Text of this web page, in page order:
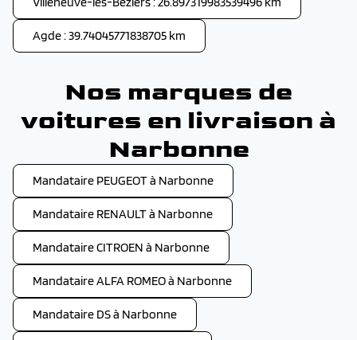
Agde : 39.74045771838705 km
Nos marques de
voitures en livraison à
Narbonne
Mandataire PEUGEOT à Narbonne
Mandataire RENAULT à Narbonne
Mandataire CITROEN à Narbonne
Mandataire ALFA ROMEO à Narbonne
Mandataire DS à Narbonne